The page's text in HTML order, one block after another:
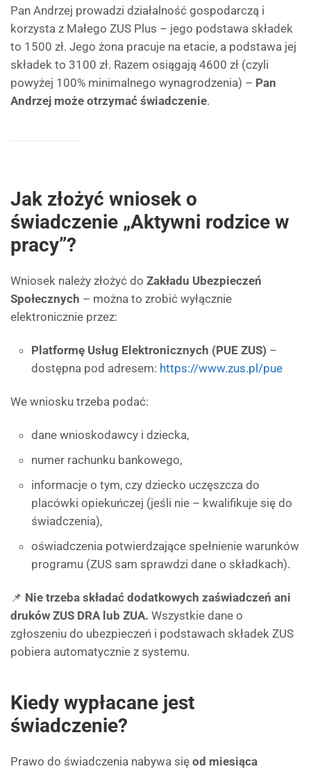
Pan Andrzej prowadzi działalność gospodarczą i
korzysta z Małego ZUS Plus – jego podstawa składek
to 1500 zł. Jego żona pracuje na etacie, a podstawa jej
składek to 3100 zł. Razem osiągają 4600 zł (czyli
powyżej 100% minimalnego wynagrodzenia) – Pan
Andrzej może otrzymać świadczenie.
Jak złożyć wniosek o
świadczenie „Aktywni rodzice w
pracy”?
Wniosek należy złożyć do Zakładu Ubezpieczeń
Społecznych – można to zrobić wyłącznie
elektronicznie przez:
Platformę Usług Elektronicznych (PUE ZUS) –
dostępna pod adresem: https://www.zus.pl/pue
We wniosku trzeba podać:
dane wnioskodawcy i dziecka,
numer rachunku bankowego,
informacje o tym, czy dziecko uczęszcza do
placówki opiekuńczej (jeśli nie – kwalifikuje się do
świadczenia),
oświadczenia potwierdzające spełnienie warunków
programu (ZUS sam sprawdzi dane o składkach).
📌 Nie trzeba składać dodatkowych zaświadczeń ani
druków ZUS DRA lub ZUA. Wszystkie dane o
zgłoszeniu do ubezpieczeń i podstawach składek ZUS
pobiera automatycznie z systemu.
Kiedy wypłacane jest
świadczenie?
Prawo do świadczenia nabywa się od miesiąca